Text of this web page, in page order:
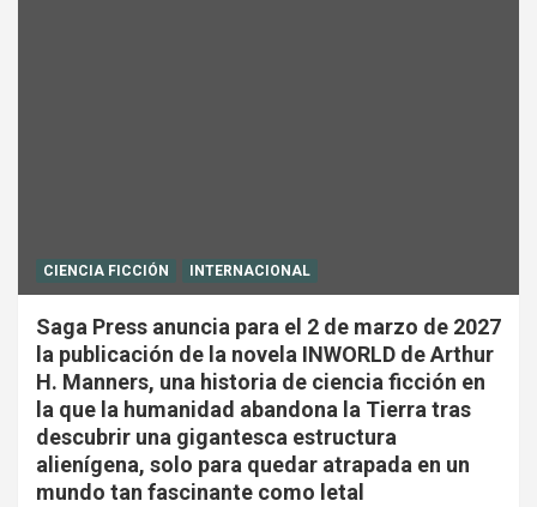
CIENCIA FICCIÓN INTERNACIONAL
Saga Press anuncia para el 2 de marzo de 2027
la publicación de la novela INWORLD de Arthur
H. Manners, una historia de ciencia ficción en
la que la humanidad abandona la Tierra tras
descubrir una gigantesca estructura
alienígena, solo para quedar atrapada en un
mundo tan fascinante como letal